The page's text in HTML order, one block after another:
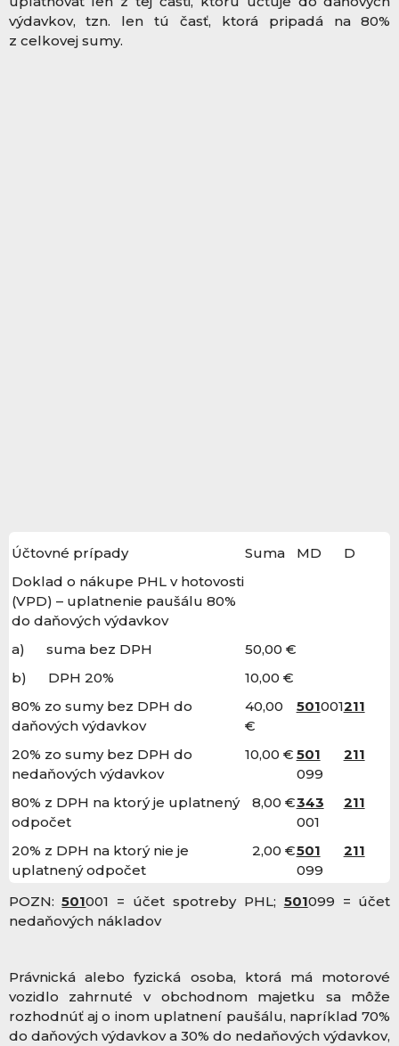
výdavkov, tzn. len tú časť, ktorá pripadá na 80%
z celkovej sumy.
Účtovné prípady Suma MD
D
Doklad o nákupe PHL v hotovosti
(VPD) – uplatnenie paušálu 80%
do daňových výdavkov
a) suma bez DPH
50,00 €
b) DPH 20%
10,00 €
80% zo sumy bez DPH do
daňových výdavkov
40,00
€
501001211
20% zo sumy bez DPH do
nedaňových výdavkov
10,00 € 501
099
211
80% z DPH na ktorý je uplatnený
odpočet
8,00 €343
001
211
20% z DPH na ktorý nie je
uplatnený odpočet
2,00 €501
099
211
POZN:501001 = účet spotreby PHL; 501099 = účet
nedaňových nákladov
Právnická alebo fyzická osoba, ktorá má motorové
vozidlo zahrnuté v obchodnom majetku sa môže
rozhodnúť aj o inom uplatnení paušálu, napríklad 70%
do daňových výdavkov a 30% do nedaňových výdavkov,